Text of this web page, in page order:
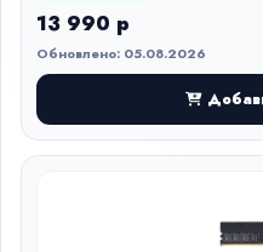
13 990 р
Обновлено: 05.08.2026